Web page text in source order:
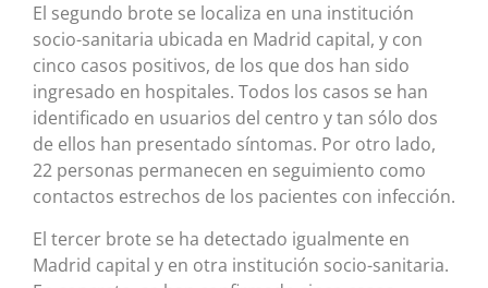
El segundo brote se localiza en una institución
socio-sanitaria ubicada en Madrid capital, y con
cinco casos positivos, de los que dos han sido
ingresado en hospitales. Todos los casos se han
identificado en usuarios del centro y tan sólo dos
de ellos han presentado síntomas. Por otro lado,
22 personas permanecen en seguimiento como
contactos estrechos de los pacientes con infección.
El tercer brote se ha detectado igualmente en
Madrid capital y en otra institución socio-sanitaria.